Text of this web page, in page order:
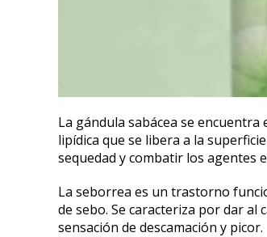
La gándula sabácea se
lipídica que se libera a la
sequedad y combatir los agentes
La seborrea es un trastorno
de sebo. Se caracteriza por dar
sensación de descamación y picor.